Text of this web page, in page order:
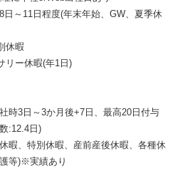
日～11日程度(年末年始、GW、夏季休
休暇
リー休暇(年1日)
時3日～3か月後+7日、最高20日付与
:12.4日)
暇、特別休暇、産前産後休暇、各種休
等)※実績あり